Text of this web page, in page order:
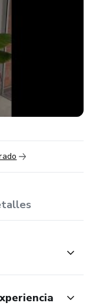
decisiones y tu
cómo ciertos
de generación
no
tu historia
y alcanzar tus
conocimiento